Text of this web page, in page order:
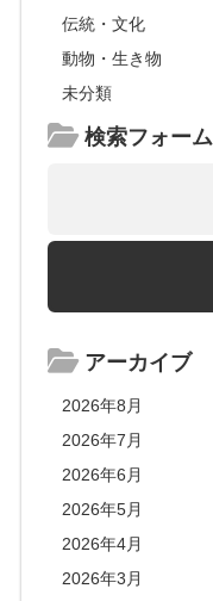
伝統・文化
動物・生き物
未分類
検索フォーム
アーカイブ
2026年8月
2026年7月
2026年6月
2026年5月
2026年4月
2026年3月